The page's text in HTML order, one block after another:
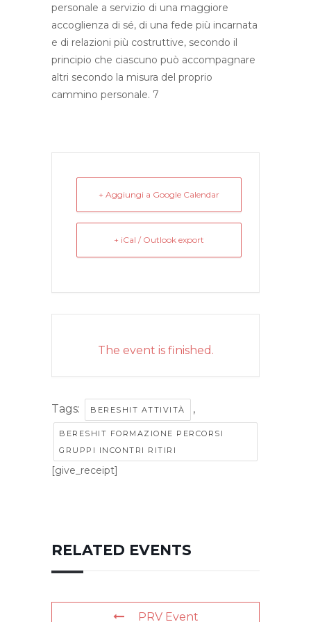
personale a servizio di una maggiore
accoglienza di sé, di una fede più incarnata
e di relazioni più costruttive, secondo il
principio che ciascuno può accompagnare
altri secondo la misura del proprio
cammino personale. 7
+ Aggiungi a Google Calendar
+ iCal / Outlook export
The event is finished.
Tags: BERESHIT ATTIVITÀ ,
BERESHIT FORMAZIONE PERCORSI
GRUPPI INCONTRI RITIRI
[give_receipt]
RELATED EVENTS
PRV Event